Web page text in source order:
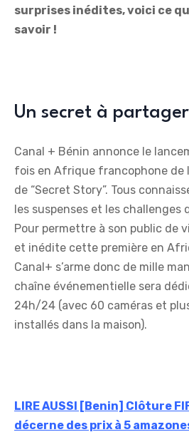
surprises inédites, voici ce
savoir !
Un secret à
Canal + Bénin annonce le
fois en Afrique francophone de
de “Secret Story”. Tous
les suspenses et les challenges
Pour permettre à son public de
et inédite cette première en
Canal+ s’arme donc de mille
chaîne événementielle sera
24h/24 (avec 60 caméras et
installés dans la maison).
LIRE AUSSI [Benin] Clôture
décerne des prix à 5